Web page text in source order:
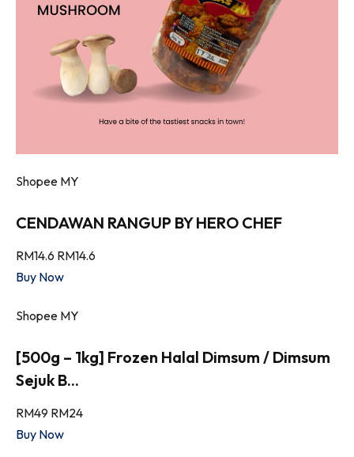
Shopee MY
CENDAWAN RANGUP BY HERO CHEF
RM14.6 RM14.6
Buy Now
Shopee MY
[500g – 1kg] Frozen Halal Dimsum / Dimsum
Sejuk B...
RM49 RM24
Buy Now